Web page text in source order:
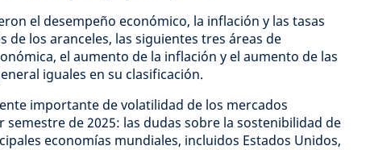
el desempeño económico, la inflación y las tasas
de los aranceles, las siguientes tres áreas de
el aumento de la inflación y el aumento de las
iguales en su clasificación.
importante de volatilidad de los mercados
de 2025: las dudas sobre la sostenibilidad de
economías mundiales, incluidos Estados Unidos,